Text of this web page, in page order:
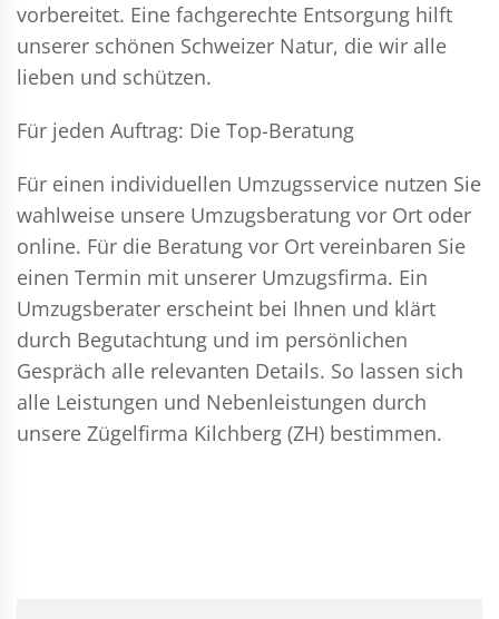
vorbereitet. Eine fachgerechte Entsorgung hilft
unserer schönen Schweizer Natur, die wir alle
lieben und schützen.
Für jeden Auftrag: Die Top-Beratung
Für einen individuellen Umzugsservice nutzen Sie
wahlweise unsere Umzugsberatung vor Ort oder
online. Für die Beratung vor Ort vereinbaren Sie
einen Termin mit unserer Umzugsfirma. Ein
Umzugsberater erscheint bei Ihnen und klärt
durch Begutachtung und im persönlichen
Gespräch alle relevanten Details. So lassen sich
alle Leistungen und Nebenleistungen durch
unsere Zügelfirma Kilchberg (ZH) bestimmen.